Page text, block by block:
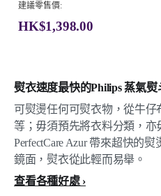
熨衣速度最快的Philips 蒸氣熨
可熨燙任何可熨衣物，從牛
等；毋須預先將衣料分類，亦
PerfectCare Azur 帶來超快的
鏡面，熨衣從此輕而易舉。
查看各種好處
建議零售價:
HK$1,398.00